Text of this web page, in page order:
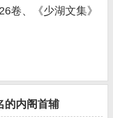
、《少湖文集》
内阁首辅